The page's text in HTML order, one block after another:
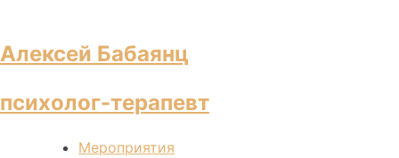
Алексей Бабаянц
психолог-терапевт
Мероприятия